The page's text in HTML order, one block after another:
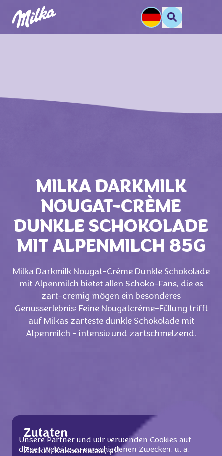
MILKA DARKMILK
NOUGAT-CRÈME
DUNKLE SCHOKOLADE
MIT ALPENMILCH 85G
Milka Darkmilk Nougat-Crème Dunkle Schokolade
mit Alpenmilch bietet allen Schoko-Fans, die es
zart-cremig mögen ein besonderes
Genusserlebnis: Feine Nougatcrème-Füllung trifft
auf Milkas zarteste dunkle Schokolade mit
Alpenmilch - intensiv und zartschmelzend.
Zutaten
Zucker, Kakaomasse, pflanzliche Fette
Unsere Partner und wir verwenden Cookies auf
dieser Website zu verschiedenen Zwecken, u. a.